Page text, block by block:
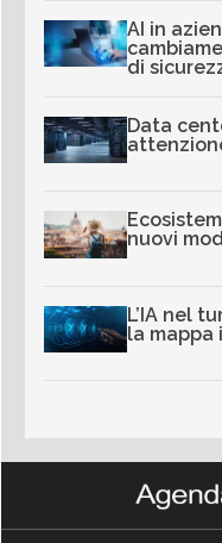
AI in
di
Data
nuovi
L’IA nel
la mappa